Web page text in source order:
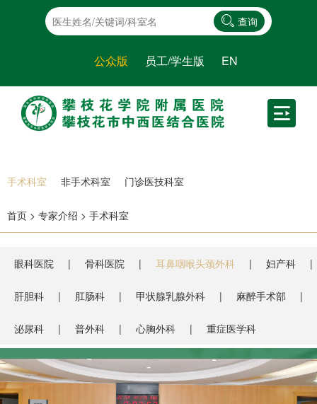
查询
公众版 员工/学生版 EN
手术科室 非手术科室 门诊医技科室
首页 > 专家介绍 > 手术科室
眼科医院 骨科医院 耳鼻咽喉头颈外科 妇产科
肝胆科 肛肠科 甲状腺乳腺外科 麻醉手术部
泌尿科 普外科 心胸外科 重症医学科